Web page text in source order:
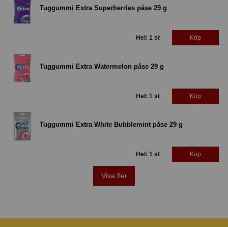
Tuggummi Extra Superberries påse 29 g
Hel: 1 st Köp
Tuggummi Extra Watermelon påse 29 g
Hel: 1 st Köp
Tuggummi Extra White Bubblemint påse 29 g
Hel: 1 st Köp
Visa fler